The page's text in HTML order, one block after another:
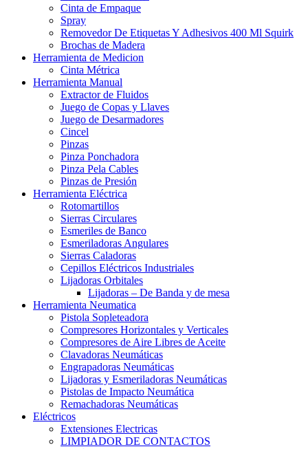
Cinta de Empaque
Spray
Removedor De Etiquetas Y Adhesivos 400 Ml Squirk
Brochas de Madera
Herramienta de Medicion
Cinta Métrica
Herramienta Manual
Extractor de Fluidos
Juego de Copas y Llaves
Juego de Desarmadores
Cincel
Pinzas
Pinza Ponchadora
Pinza Pela Cables
Pinzas de Presión
Herramienta Eléctrica
Rotomartillos
Sierras Circulares
Esmeriles de Banco
Esmeriladoras Angulares
Sierras Caladoras
Cepillos Eléctricos Industriales
Lijadoras Orbitales
Lijadoras – De Banda y de mesa
Herramienta Neumatica
Pistola Sopleteadora
Compresores Horizontales y Verticales
Compresores de Aire Libres de Aceite
Clavadoras Neumáticas
Engrapadoras Neumáticas
Lijadoras y Esmeriladoras Neumáticas
Pistolas de Impacto Neumática
Remachadoras Neumáticas
Eléctricos
Extensiones Electricas
LIMPIADOR DE CONTACTOS